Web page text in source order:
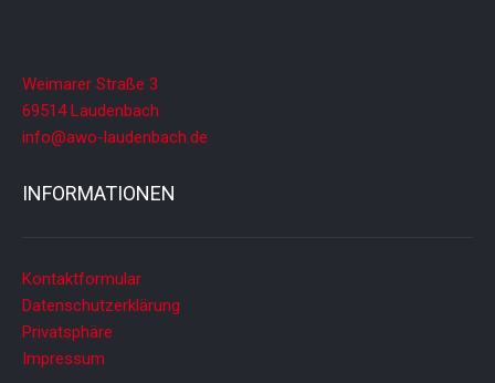
Weimarer Straße 3
69514 Laudenbach
info@awo-laudenbach.de
INFORMATIONEN
Kontaktformular
Datenschutzerklärung
Privatsphäre
Impressum